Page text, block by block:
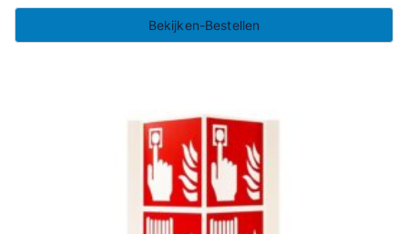
Bekijken-Bestellen